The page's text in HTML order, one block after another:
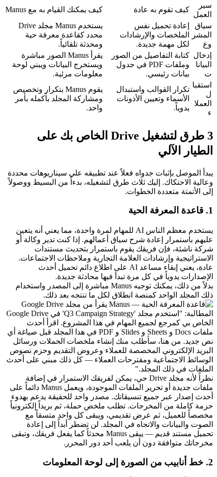
سير
العمل
كيف تقوم به عادة
كيف يمكنك القيام به مع Manus
سياق
المشر
وع
إعادة تحميل نفس
الملخصات والإرشادات
لكل مهمة جديدة.
محدد كقاعدة معرفة حية
ومحدثة تلقائياً.
إدخال
البيانا
ت
كتابة التفاصيل من الصور
وملفات PDF في جدول
بيانات رئيسي.
يقرأ Manus الصور مباشرة
ويستخرج البيانات ويبني لوحة
معلومات مرئية.
استقبا
ل
العملا
ء
تكرار القوالب واستبدال
الأسماء وتعيين الأذونات
يدوياً.
يقوم Manus بتكرار وتخصيص
ومشاركة المجلد بأكمله بأمر
واحد.
3 طرق لتشغيل Drive الخاص بك على
الطيار الآلي
يبدأ الموصل بإثبات جدواه فعلاً عند تطبيقه على سيناريوهات محددة
وعالية الاحتكاك. إليك ثلاث طرق لتشغيله، بدءاً من البسيط ووصولاً
إلى الأتمتة متعددة الخطوات.
1. قاعدة المعرفة الحية
يستخدم معظم الناس AI للمهام لمرة واحدة، مما يعني أنه يتعين
عليهم باستمرار إعادة شرح سياق أعمالهم. إذا كنت تدير وكالة أو
شركة ناشئة، فإن فريقك يقوم باستمرار بتحديث مستندات
الاستراتيجية وإرشادات العلامة التجارية وملاحظات الاجتماعات.
عادة، يعني إبقاء مساعد AI على اطلاع دائم تحميل أحدث
الإصدارات يدوياً في كل مرة تبدأ فيها محادثة جديدة.
بدلاً من ذلك، يمكنك توجيه Manus مباشرة إلى المصدر واستخدام
ذلك المجلد الواحد كمنصة انطلاق لكل ما تنتجه بعد ذلك.
المطالبة:
الخاص بي كمرجع لجميع المهام في هذا المشروع. اقرأ أحدث
ملفات Docs و Sheets و Slides و PDF في هذا المجلد قبل صياغة أي
نص جديد. من هنا، سأطلب منك إنشاء ملخصات الحملات ورسائل
البريد الإلكتروني المخصصة للعملاء وعروض التقديم وحزم نصوص
الوسائط الاجتماعية ومقترحات العملاء — كل ذلك مبني على أحدث
الملفات في ذلك المجلد."
نظراً لأنه مجلد Drive حي، يمكن لفريقك الاستمرار في إضافة
ملفات جديدة أو تحرير الملفات الموجودة، ويعمل Manus دائماً على
أحدث إصدار عبر جميع تنسيقاتك. مصدر واحد للحقيقة يدعم بهدوء
حزمة كاملة من المخرجات. تطلب ملخص حملة، ثم بريداً إلكترونياً
مخصصاً للعميل، ثم عرض تقديمي، ويبقى كل واحد متسقاً مع
الصوت والبيانات والاتجاه في المجلد. لن تضطر أبداً إلى إعادة
تحميل مستند قديم — يبقى Manus محدثاً كما يفعل فريقك، وتبقى
مخرجاتك متوافقة دون أن يلعب أحد دور المحرر.
2. خط أنابيب من الصورة إلى لوحة المعلومات